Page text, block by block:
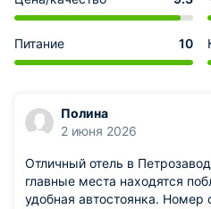
Питание 10
Полина
2 июня 2026
Отличный отель в
главные места находятся
удобная автостоянка. Номер